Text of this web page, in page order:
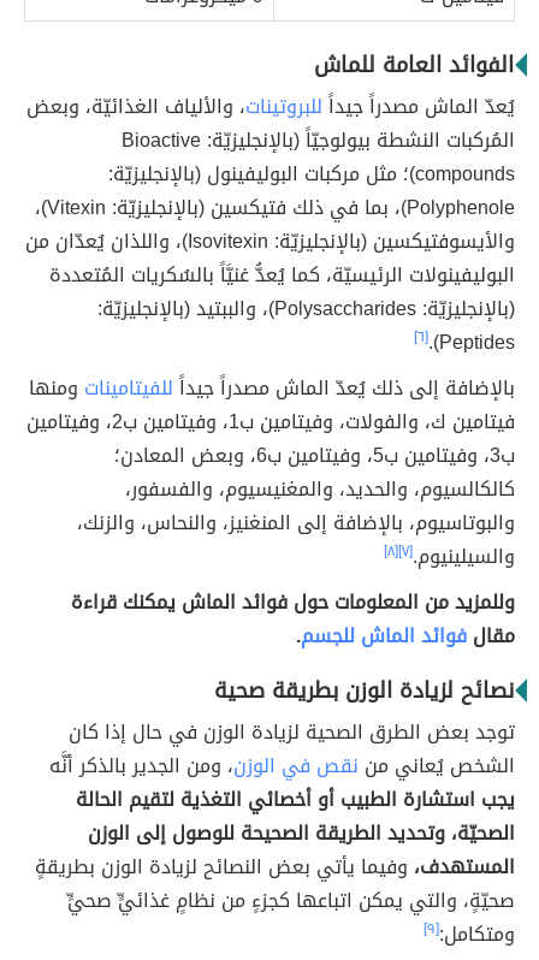
الفوائد العامة للماش
يُعدّ الماش مصدراً جيداًللبروتينات، والألياف الغذائيّة، وبعض
المُركبات النشطة بيولوجيّاً (بالإنجليزيّة: Bioactive
compounds)؛ مثل مركبات البوليفينول (بالإنجليزيّة:
Polyphenole)، بما في ذلك فتيكسين (بالإنجليزيّة: Vitexin)،
والأيسوفتيكسين (بالإنجليزيّة: Isovitexin)، واللذان يُعدّان من
البوليفينولات الرئيسيّة، كما يُعدُّ غنيَّاً بالسُكريات المُتعددة
(بالإنجليزيّة: Polysaccharides)، والببتيد (بالإنجليزيّة:
Peptides). [٦]
بالإضافة إلى ذلك يُعدّ الماش مصدراً جيداًللفيتامينات ومنها
فيتامين ك، والفولات، وفيتامين ب1، وفيتامين ب2، وفيتامين
ب3، وفيتامين ب5، وفيتامين ب6، وبعض المعادن؛
كالكالسيوم، والحديد، والمغنيسيوم، والفسفور،
والبوتاسيوم، بالإضافة إلى المنغنيز، والنحاس، والزنك،
والسيلينيوم.[٧] [٨]
وللمزيد من المعلومات حول فوائد الماش يمكنك قراءة
مقالفوائد الماش للجسم.
نصائح لزيادة الوزن بطريقة صحية
توجد بعض الطرق الصحية لزيادة الوزن في حال إذا كان
الشخص يُعاني من نقص في الوزن، ومن الجدير بالذكر أنَّه
يجب استشارة الطبيب أو أخصائي التغذية لتقيم الحالة
الصحيّة، وتحديد الطريقة الصحيحة للوصول إلى الوزن
المستهدف، وفيما يأتي بعض النصائح لزيادة الوزن بطريقةٍ
صحيّةٍ، والتي يمكن اتباعها كجزءٍ من نظامٍ غذائيٍّ صحيٍّ
ومتكامل:[٩]